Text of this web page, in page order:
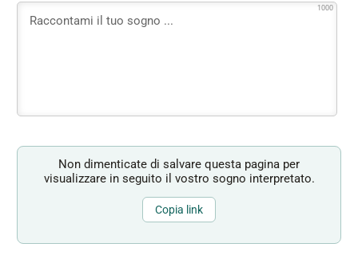
1000
Non dimenticate di salvare questa pagina per
visualizzare in seguito il vostro sogno interpretato.
Copia link